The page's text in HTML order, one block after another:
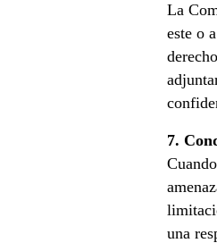
La
este o
7.
una